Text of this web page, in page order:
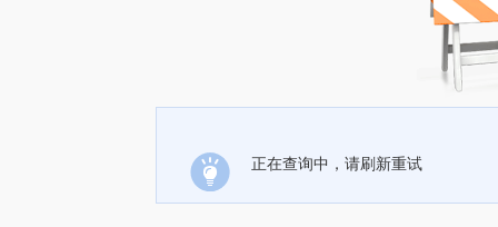
正在查询中，请刷新重试